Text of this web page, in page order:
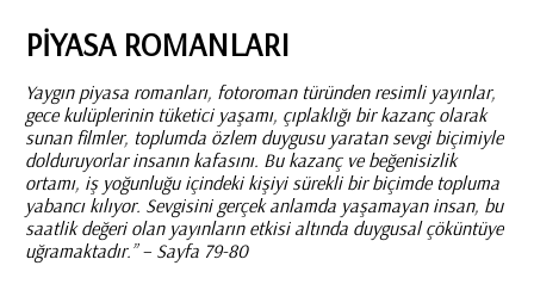
PİYASA ROMANLARI
Yaygın piyasa romanları, fotoroman türünden resimli yayınlar,
gece kulüplerinin tüketici yaşamı, çıplaklığı bir kazanç olarak
sunan filmler, toplumda özlem duygusu yaratan sevgi biçimiyle
dolduruyorlar insanın kafasını. Bu kazanç ve beğenisizlik
ortamı, iş yoğunluğu içindeki kişiyi sürekli bir biçimde topluma
yabancı kılıyor. Sevgisini gerçek anlamda yaşamayan insan, bu
saatlik değeri olan yayınların etkisi altında duygusal çöküntüye
uğramaktadır.” – Sayfa 79-80